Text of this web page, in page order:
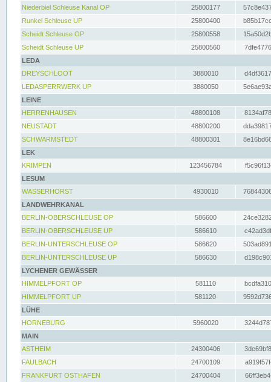
Niederbiel Schleuse Kanal OP
25800177
Runkel Schleuse UP
25800400
Scheidt Schleuse OP
25800558
Scheidt Schleuse UP
25800560
LEDA
DREYSCHLOOT
3880010
LEDASPERRWERK UP
3880050
LEINE
HERRENHAUSEN
48800108
NEUSTADT
48800200
SCHWARMSTEDT
48800301
LEK
KRIMPEN
123456784
LESUM
WASSERHORST
4930010
LANDWEHRKANAL
BERLIN-OBERSCHLEUSE OP
586600
BERLIN-OBERSCHLEUSE UP
586610
BERLIN-UNTERSCHLEUSE OP
586620
BERLIN-UNTERSCHLEUSE UP
586630
LYCHENER GEWÄSSER
HIMMELPFORT OP
581110
HIMMELPFORT UP
581120
LÜHE
HORNEBURG
5960020
MAIN
ASTHEIM
24300406
FAULBACH
24700109
FRANKFURT OSTHAFEN
24700404